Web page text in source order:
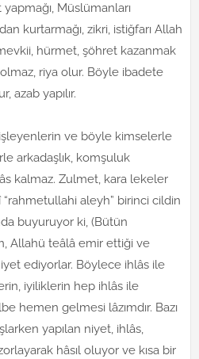
Müslümanları
kurtarmağı, zikri, istiğfarı Allah
mevkii, hürmet, şöhret kazanmak
riya olur. Böyle ibadete
azab yapılır.
ve böyle kimselerle
arkadaşlık, komşuluk
kalmaz. Zulmet, kara lekeler
“rahmetullahi aleyh” birinci cildin
buyuruyor ki, (Bütün
Allahü teâlâ emir ettiği ve
ediyorlar. Böylece ihlâs ile
iyiliklerin hep ihlâs ile
hemen gelmesi lâzımdır. Bazı
yapılan niyet, ihlâs,
hâsıl oluyor ve kısa bir